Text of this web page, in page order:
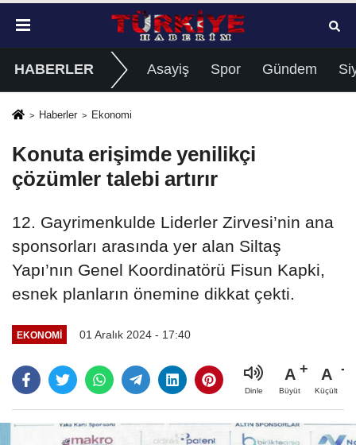
HABERLER Asayiş Spor Gündem
Haberler Ekonomi
Konuta erişimde yenilikçi
çözümler talebi artırır
12. Gayrimenkulde Liderler Zirvesi’nin ana
sponsorları arasında yer alan Siltaş
Yapı’nın Genel Koordinatörü Fisun Kapki,
esnek planların önemine dikkat çekti.
EKONOMI 01 Aralık 2024 - 17:40
Dinle
A
Büyüt
A
Küçült